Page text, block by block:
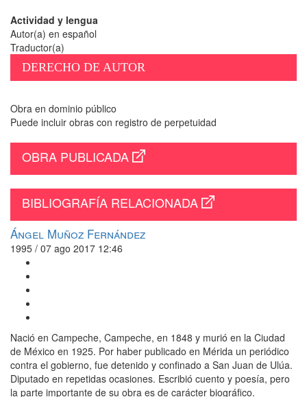
Actividad y lengua
Autor(a) en español
Traductor(a)
DERECHO DE AUTOR
Obra en dominio público
Puede incluir obras con registro de perpetuidad
OBRA PUBLICADA
BIBLIOGRAFÍA RELACIONADA
Ángel Muñoz Fernández
1995 / 07 ago 2017 12:46
Nació en Campeche, Campeche, en 1848 y murió en la Ciudad
de México en 1925. Por haber publicado en Mérida un periódico
contra el gobierno, fue detenido y confinado a San Juan de Ulúa.
Diputado en repetidas ocasiones. Escribió cuento y poesía, pero
la parte importante de su obra es de carácter biográfico.